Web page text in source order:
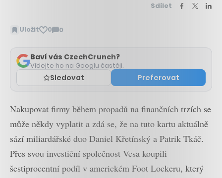
Sdílet
Uložit 0 0
Zobrazit
Baví vás CzechCrunch?
Vídejte ho na Googlu častěji.
Sledovat Preferovat
Nakupovat firmy během propadů na finančních trzích se
může někdy vyplatit a zdá se, že na tuto kartu aktuálně
sází miliardářské duo Daniel Křetínský a Patrik Tkáč.
Přes svou investiční společnost Vesa koupili
šestiprocentní podíl v americkém Foot Lockeru, který